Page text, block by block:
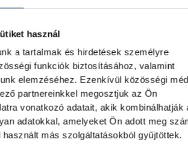
használ
a tartalmak és hirdetések személyre
funkciók biztosításához, valamint
elemzéséhez. Ezenkívül közösségi
partnereinkkel megosztjuk az Ön
vonatkozó adatait, akik kombinálhatják
adatokkal, amelyeket Ön adott meg
más szolgáltatásokból gyűjtöttek.
hogy jövő
legyen az
kezdeményezte, hogy a
kedden válassza meg az új
elnököt.